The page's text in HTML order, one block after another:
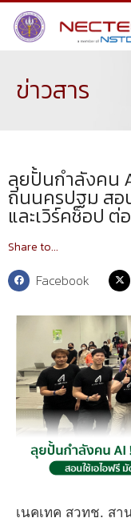
ข่าวสาร
ลุยปั้นกำลังคน
ถิ่นนครปฐม สอ
และเวิร์คช็อป ต่
Share to...
Facebook
เนคเทค สวทช. สา